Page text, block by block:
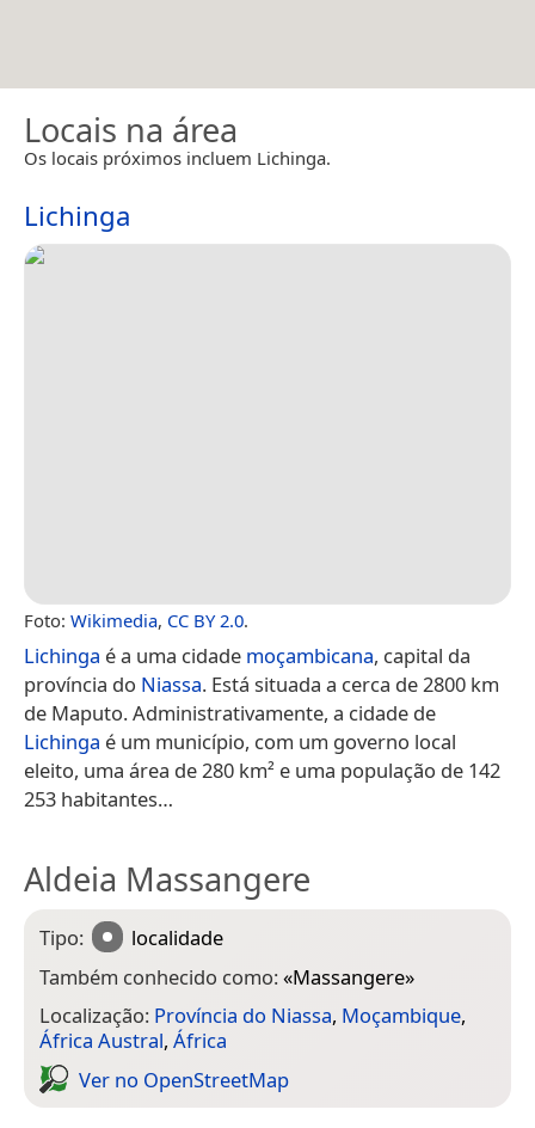
Locais na área
Os locais próximos incluem Lichinga.
Lichinga
Foto: Wikimedia, CC BY 2.0.
Lichinga é a uma cidade moçambicana, capital da
província do Niassa. Está situada a cerca de 2800 km
de Maputo. Administrativamente, a cidade de
Lichinga é um município, com um governo local
eleito, uma área de 280 km² e uma população de 142
253 habitantes…
Aldeia Massangere
Tipo:
localidade
Também conhecido como:«Massangere»
Localização: Província do Niassa, Moçambique,
África Austral, África
Ver no Open­Street­Map